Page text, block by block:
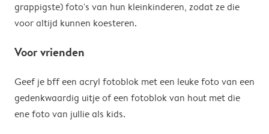
grappigste) foto's van hun kleinkinderen, zodat ze die
voor altijd kunnen koesteren.
Voor vrienden
Geef je bff een acryl fotoblok met een leuke foto van een
gedenkwaardig uitje of een fotoblok van hout met die
ene foto van jullie als kids.